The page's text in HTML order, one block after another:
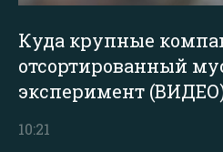
Куда крупные
отсортированный
эксперимент
10:21